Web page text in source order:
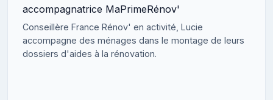
accompagnatrice MaPrimeRénov'
Conseillère France Rénov' en activité, Lucie
accompagne des ménages dans le montage de leurs
dossiers d'aides à la rénovation.